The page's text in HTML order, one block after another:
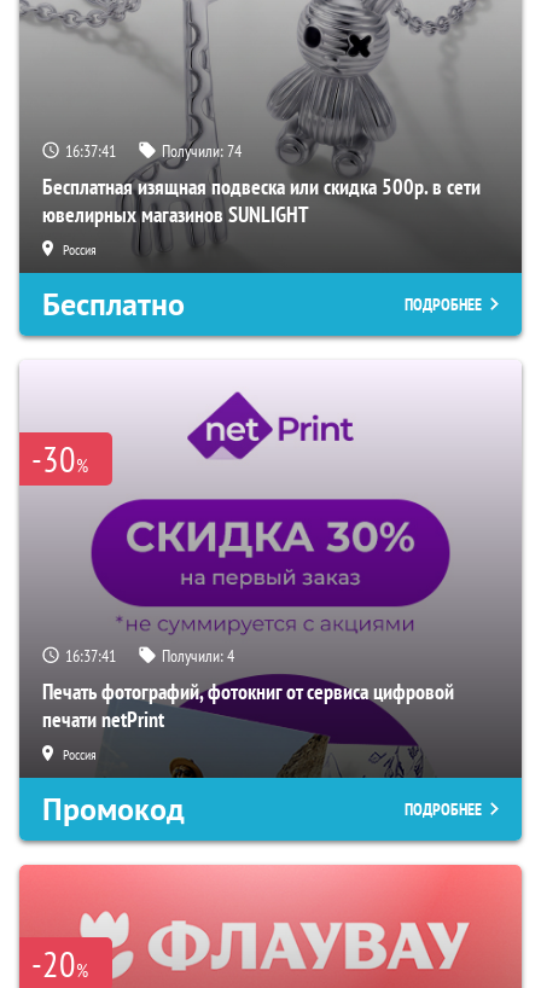
16:37:40 Получили:74
Бесплатная изящная подвеска или скидка 500р. в сети
ювелирных магазинов SUNLIGHT
Россия
Бесплатно ПОДРОБНЕЕ
-30%
16:37:40 Получили:4
Печать фотографий, фотокниг от сервиса цифровой
печати netPrint
Россия
Промокод ПОДРОБНЕЕ
-20%